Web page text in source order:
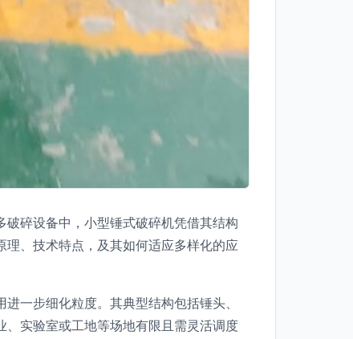
碎设备中，小型锤式破碎机凭借其结构
、技术特点，及其如何适应多样化的应
一步细化粒度。其典型结构包括锤头、
实验室或工地等场地有限且需灵活调度